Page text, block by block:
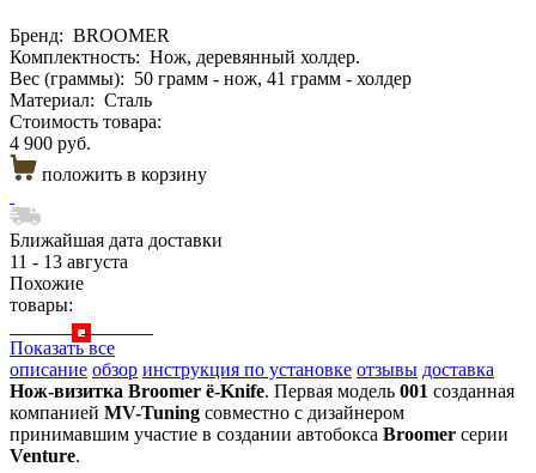
Бренд: BROOMER
Комплектность: Нож, деревянный холдер.
Вес (граммы): 50 грамм - нож, 41 грамм - холдер
Материал: Сталь
Стоимость товара:
4 900 руб.
положить в корзину
Ближайшая дата доставки
11 - 13 августа
Похожие
товары:
Показать все
описание обзор инструкция по установке отзывы доставка
Нож-визитка Broomer ё-Knife. Первая модель 001 созданная
компанией MV-Tuning совместно с дизайнером
принимавшим участие в создании автобокса Broomer серии
Venture.